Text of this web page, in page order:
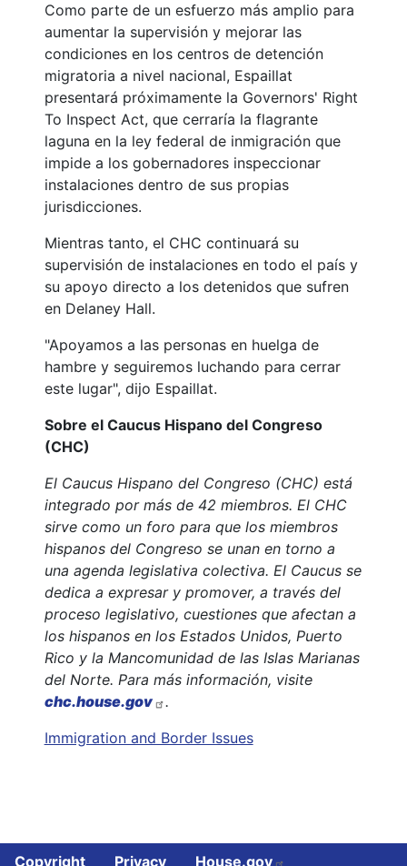
Como parte de un esfuerzo más amplio para
aumentar la supervisión y mejorar las
condiciones en los centros de detención
migratoria a nivel nacional, Espaillat
presentará próximamente la Governors' Right
To Inspect Act, que cerraría la flagrante
laguna en la ley federal de inmigración que
impide a los gobernadores inspeccionar
instalaciones dentro de sus propias
jurisdicciones.
Mientras tanto, el CHC continuará su
supervisión de instalaciones en todo el país y
su apoyo directo a los detenidos que sufren
en Delaney Hall.
"Apoyamos a las personas en huelga de
hambre y seguiremos luchando para cerrar
este lugar", dijo Espaillat.
Sobre el Caucus Hispano del Congreso
(CHC)
El Caucus Hispano del Congreso (CHC) está
integrado por más de 42 miembros. El CHC
sirve como un foro para que los miembros
hispanos del Congreso se unan en torno a
una agenda legislativa colectiva. El Caucus se
dedica a expresar y promover, a través del
proceso legislativo, cuestiones que afectan a
los hispanos en los Estados Unidos, Puerto
Rico y la Mancomunidad de las Islas Marianas
del Norte. Para más información, visite
chc.house.gov
.
Immigration and Border Issues
Copyright Privacy House.gov